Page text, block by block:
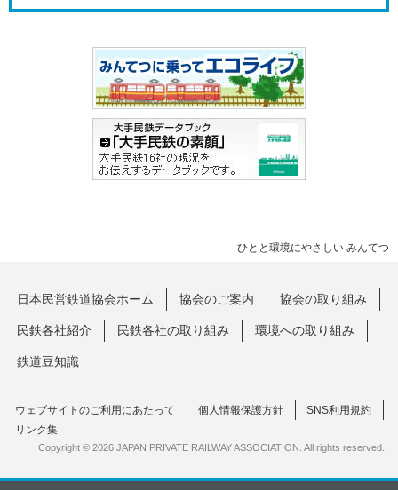
ひとと環境にやさしい みんてつ
日本民営鉄道協会ホーム 協会のご案内 協会の取り組み
民鉄各社紹介 民鉄各社の取り組み 環境への取り組み
鉄道豆知識
ウェブサイトのご利用にあたって 個人情報保護方針
SNS利用規約
リンク集
Copyright © 2026 JAPAN PRIVATE RAILWAY ASSOCIATION. All rights reserved.